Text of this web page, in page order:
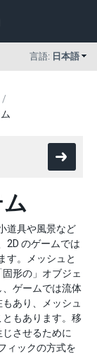
言語: 日本語
道具や風景など
2D のゲームでは
す。メッシュと
形の」オブジェ
ゲームでは流体
あり、メッシュ
もあります。移
させるために
ィックの方式を